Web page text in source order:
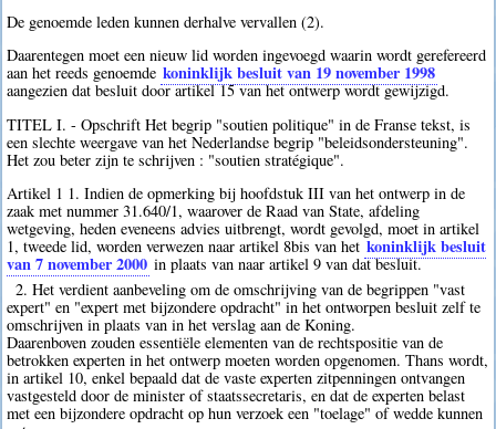
De genoemde leden kunnen derhalve vervallen (2).
Daarentegen moet een nieuw lid worden ingevoegd waarin wordt gerefereerd
aan het reeds genoemde koninklijk besluit van 19 november 1998
aangezien dat besluit door artikel 15 van het ontwerp wordt gewijzigd.
TITEL I. - Opschrift Het begrip "soutien politique" in de Franse tekst, is
een slechte weergave van het Nederlandse begrip "beleidsondersteuning".
Het zou beter zijn te schrijven : "soutien stratégique".
Artikel 1 1. Indien de opmerking bij hoofdstuk III van het ontwerp in de
zaak met nummer 31.640/1, waarover de Raad van State, afdeling
wetgeving, heden eveneens advies uitbrengt, wordt gevolgd, moet in artikel
1, tweede lid, worden verwezen naar artikel 8bis van het koninklijk besluit
van 7 november 2000 in plaats van naar artikel 9 van dat besluit.
2. Het verdient aanbeveling om de omschrijving van de begrippen "vast
expert" en "expert met bijzondere opdracht" in het ontworpen besluit zelf te
omschrijven in plaats van in het verslag aan de Koning.
Daarenboven zouden essentiële elementen van de rechtspositie van de
betrokken experten in het ontwerp moeten worden opgenomen. Thans wordt,
in artikel 10, enkel bepaald dat de vaste experten zitpenningen ontvangen
vastgesteld door de minister of staatssecretaris, en dat de experten belast
met een bijzondere opdracht op hun verzoek een "toelage" of wedde kunnen